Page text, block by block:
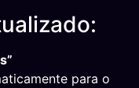
para o